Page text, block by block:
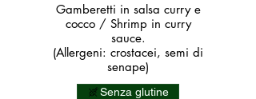
Gamberetti in salsa curry e
cocco / Shrimp in curry
sauce.
(Allergeni: crostacei, semi di
senape)
Senza glutine